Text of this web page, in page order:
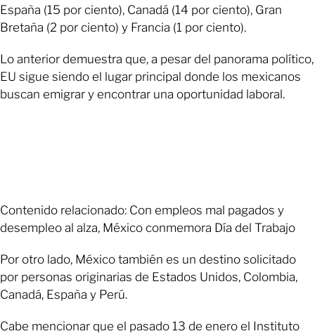
España (15 por ciento), Canadá (14 por ciento), Gran
Bretaña (2 por ciento) y Francia (1 por ciento).
Lo anterior demuestra que, a pesar del panorama político,
EU sigue siendo el lugar principal donde los mexicanos
buscan emigrar y encontrar una oportunidad laboral.
Contenido relacionado: Con empleos mal pagados y
desempleo al alza, México conmemora Día del Trabajo
Por otro lado, México también es un destino solicitado
por personas originarias de Estados Unidos, Colombia,
Canadá, España y Perú.
Cabe mencionar que el pasado 13 de enero el Instituto